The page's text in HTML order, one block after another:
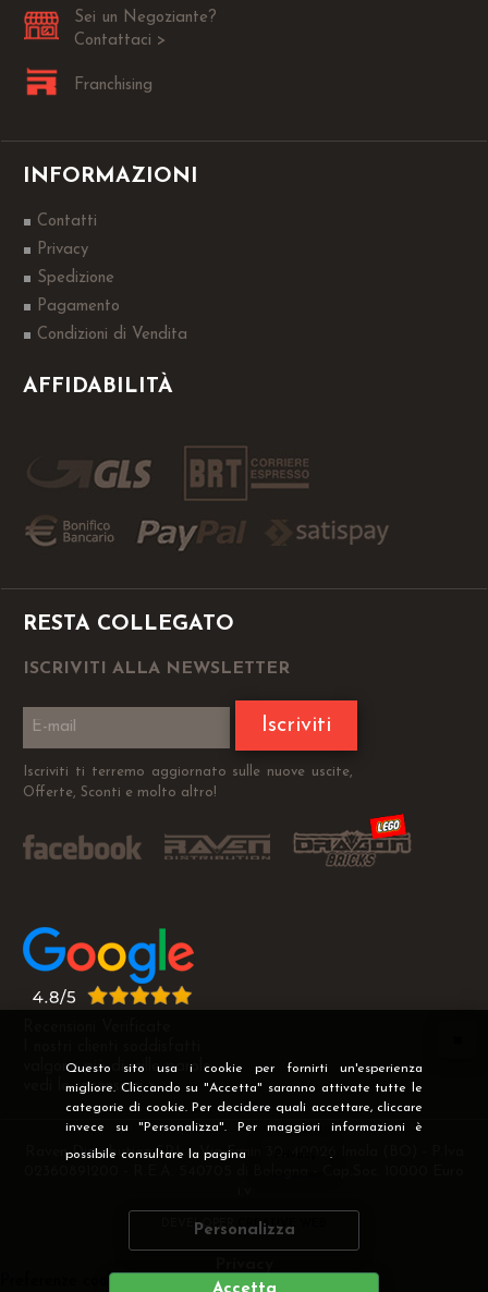
Questo sito usa i cookie per fornirti un'esperienza
migliore. Cliccando su "Accetta" saranno attivate tutte le
categorie di cookie. Per decidere quali accettare, cliccare
invece su "Personalizza". Per maggiori informazioni è
possibile consultare la pagina .
Personalizza
Sei un Negoziante?
Contattaci >
Franchising
INFORMAZIONI
Contatti
Privacy
Spedizione
Pagamento
Condizioni di Vendita
AFFIDABILITÀ
RESTA COLLEGATO
ISCRIVITI ALLA NEWSLETTER
Iscriviti
Iscriviti ti terremo aggiornato sulle nuove uscite,
Offerte, Sconti e molto altro!
valgono più di mille parole
vedi le recensioni >
Raven Distribution SRL - Via Fanin 30, 40026 Imola (BO) - P.Iva
DEVELOPER CREATIVE WEB